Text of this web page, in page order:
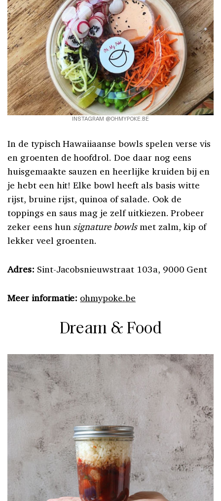
INSTAGRAM @OHMYPOKE.BE
In de typisch Hawaiiaanse bowls spelen verse vis
en groenten de hoofdrol. Doe daar nog eens
huisgemaakte sauzen en heerlijke kruiden bij en
je hebt een hit! Elke bowl heeft als basis witte
rijst, bruine rijst, quinoa of salade. Ook de
toppings en saus mag je zelf uitkiezen. Probeer
zeker eens hun signature bowlsmet zalm, kip of
lekker veel groenten.
Adres: Sint-Jacobsnieuwstraat 103a, 9000 Gent
Meer informatie: ohmypoke.be
Dream & Food